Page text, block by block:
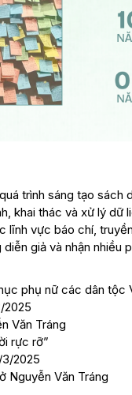
trình sáng tạo sách
khai thác và xử lý dữ
lĩnh vực báo chí,
giả và nhận nhiều
phụ nữ các dân tộc
2025
Văn Tráng
rực rỡ”
3/2025
Nguyễn Văn Tráng